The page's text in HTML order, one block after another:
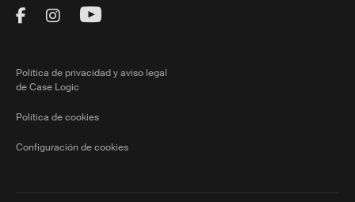
Visit Thule on Facebook (external link)
Visit Thule on Instagram (external link)
Visit Thule on Youtube (external
Política de privacidad y aviso legal
de Case Logic
Política de cookies
Configuración de cookies